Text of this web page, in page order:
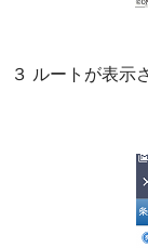
３ ルートが表示